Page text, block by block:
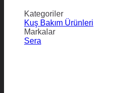
Kategoriler
Kuş Bakım Ürünleri
Markalar
Sera